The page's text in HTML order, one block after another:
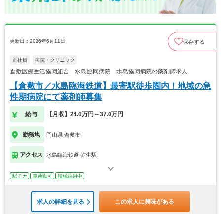
更新日：2026年6月11日 保存する
正社員 病院・クリニック
倉敷医療生活協同組合 水島協同病院 水島協同病院の薬剤師求人
【倉敷市／水島臨海鉄道】最寄駅徒歩圏内！地域の急
性期病院にて薬剤師募集
給与 【月収】24.0万円～37.0万円
勤務地 岡山県 倉敷市
アクセス 水島臨海鉄道 弥生駅
駅チカ 車通勤可 積極採用中
求人の詳細を見る この求人に興味がある